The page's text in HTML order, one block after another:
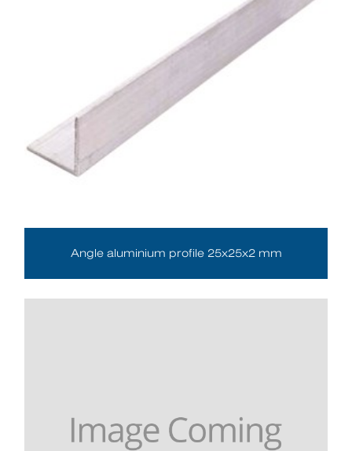
Angle aluminium profile 25x25x2 mm